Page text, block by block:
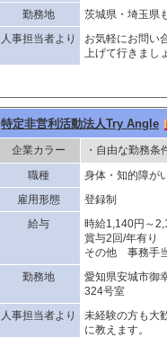
勤務地
茨城県・埼玉県
人事担当者より
お気軽にお問い
上げて行きまし
特定非営利活動法人Try Angle
企業カラー ・自由な勤務条
職種
身体・知的障が
雇用形態
登録制
給与
時給1,140円～
賞与2回/年有り
その他 事務手
勤務地
愛知県安城市御
324号室
人事担当者より
未経験の方も大
に教えます。